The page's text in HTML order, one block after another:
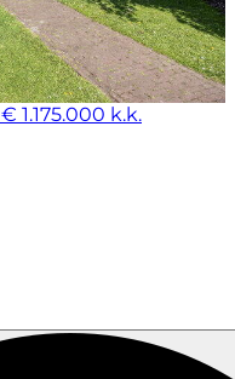
€ 1.175.000 k.k.